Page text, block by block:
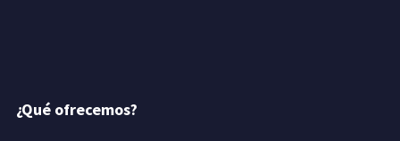
¿Qué ofrecemos?